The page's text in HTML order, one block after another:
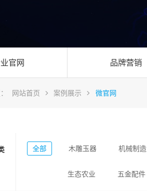
官网 品牌营销
网站首页 案例展示 微官网
全部 木雕玉器 机械制造
生态农业 五金配件